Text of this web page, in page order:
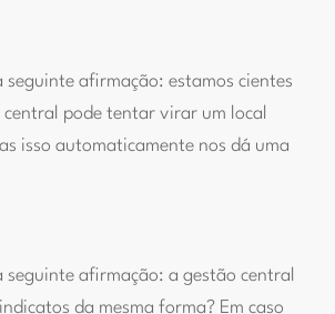
seguinte afirmação: estamos cientes
central pode tentar virar um local
isso automaticamente nos dá uma
seguinte afirmação: a gestão central
da mesma forma? Em caso